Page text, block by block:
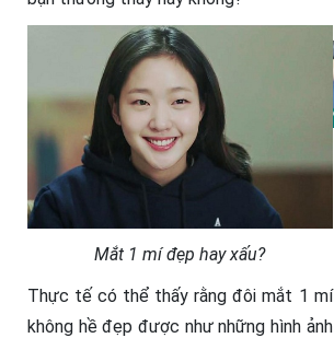
Mắt 1 mí đẹp hay xấu?
Thực tế có thể thấy rằng đôi mắt 1 mí
không hề đẹp được như những hình ảnh